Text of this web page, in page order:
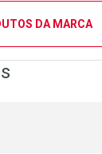
DA MARCA